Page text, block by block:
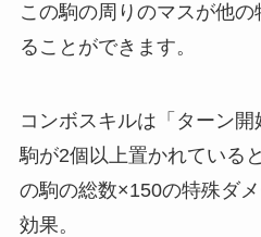
この駒の周りのマスが他
ることができます。
コンボスキルは「ターン
駒が2個以上置かれている
の駒の総数×150の特殊ダ
効果。